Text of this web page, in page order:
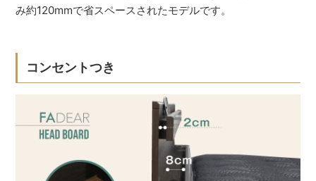
み約120mmで省スペースされたモデルです。
コンセントつき